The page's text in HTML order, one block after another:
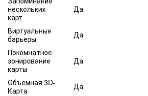
нескольких
карт
Да
Виртуальные
барьеры
Да
Покомнатное
зонирование
карты
Да
Объемная 3D-
Карта
Да